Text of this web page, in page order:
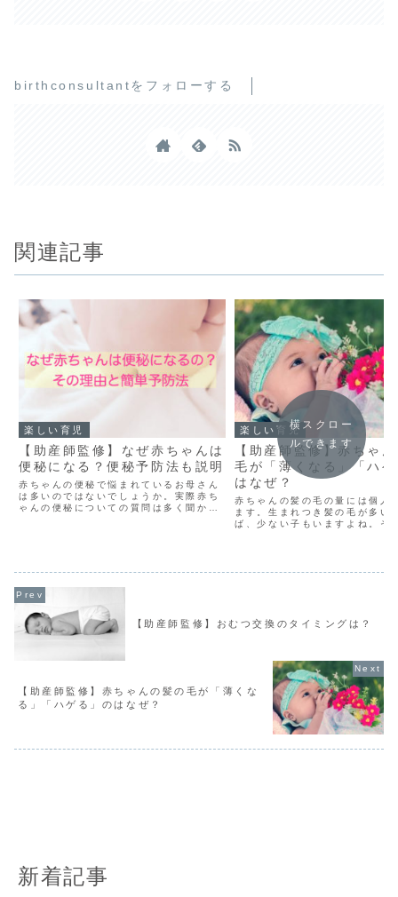
birthconsultantをフォローする
関連記事
楽しい育児
【助産師監修】なぜ赤ちゃんは
便秘になる？便秘予防法も説明
赤ちゃんの便秘で悩まれているお母さん
は多いのではないでしょうか。実際赤ち
ゃんの便秘についての質問は多く聞かれ
楽しい育児
【助産師監修】赤ちゃ
毛が「薄くなる」「ハ
はなぜ？
赤ちゃんの髪の毛の量には個人
ます。生まれつき髪の毛が多い
ば、少ない子もいますよね。そ
横スクロー
ルできます
【助産師監修】おむつ交換のタイミングは？
【助産師監修】赤ちゃんの髪の毛が「薄くな
る」「ハゲる」のはなぜ？
新着記事